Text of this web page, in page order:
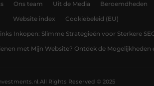
Ons team Uit de Media Beroemdheden
Website index Cookiebeleid (EU)
Inkopen: Slimme Strategieën voor Sterkere
met Mijn Website? Ontdek de Mogelijkheden
All Rights Reserved © 2025